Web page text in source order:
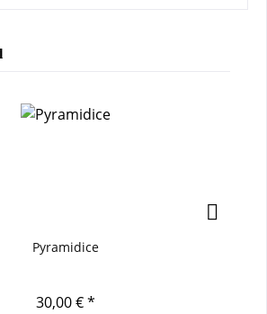
Pyramidice
30,00 € *